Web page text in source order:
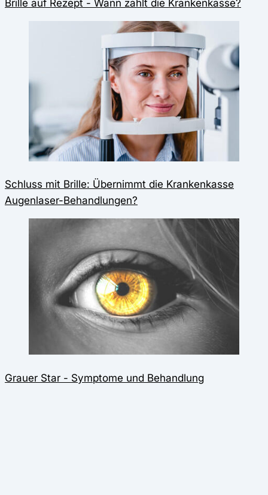
Schluss mit Brille: Übernimmt die Krankenkasse
Augenlaser-Behandlungen?
Grauer Star - Symptome und Behandlung